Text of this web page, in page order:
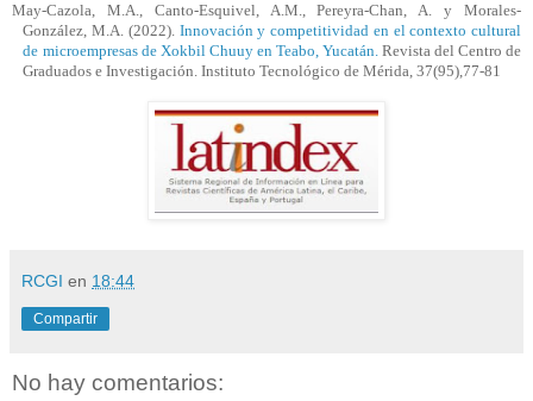
May-Cazola, M.A., Canto-Esquivel, A.M., Pereyra-Chan, A. y
Morales-
González, M.A. (2022). Innovación y competitividad en el contexto cultural
de microempresas de Xokbil Chuuyen Teabo, Yucatán.Revista del Centro de
Graduados e Investigación. Instituto Tecnológico de Mérida, 37(95),77-81
RCGI en 18:44
Compartir
No hay comentarios: